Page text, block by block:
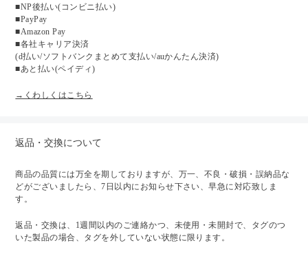
■NP後払い(コンビニ払い)
■PayPay
■Amazon Pay
■各社キャリア決済
(d払い/ソフトバンクまとめて支払い/auかんたん決済)
■あと払い(ペイディ)
→くわしくはこちら
返品・交換について
商品の品質には万全を期しておりますが、万一、不良・破損・誤納品な
どがございましたら、7日以内にお知らせ下さい、早急に対応致しま
す。
返品・交換は、1週間以内のご連絡かつ、未使用・未開封で、タグのつ
いた製品の場合、タグを外していない状態に限ります。